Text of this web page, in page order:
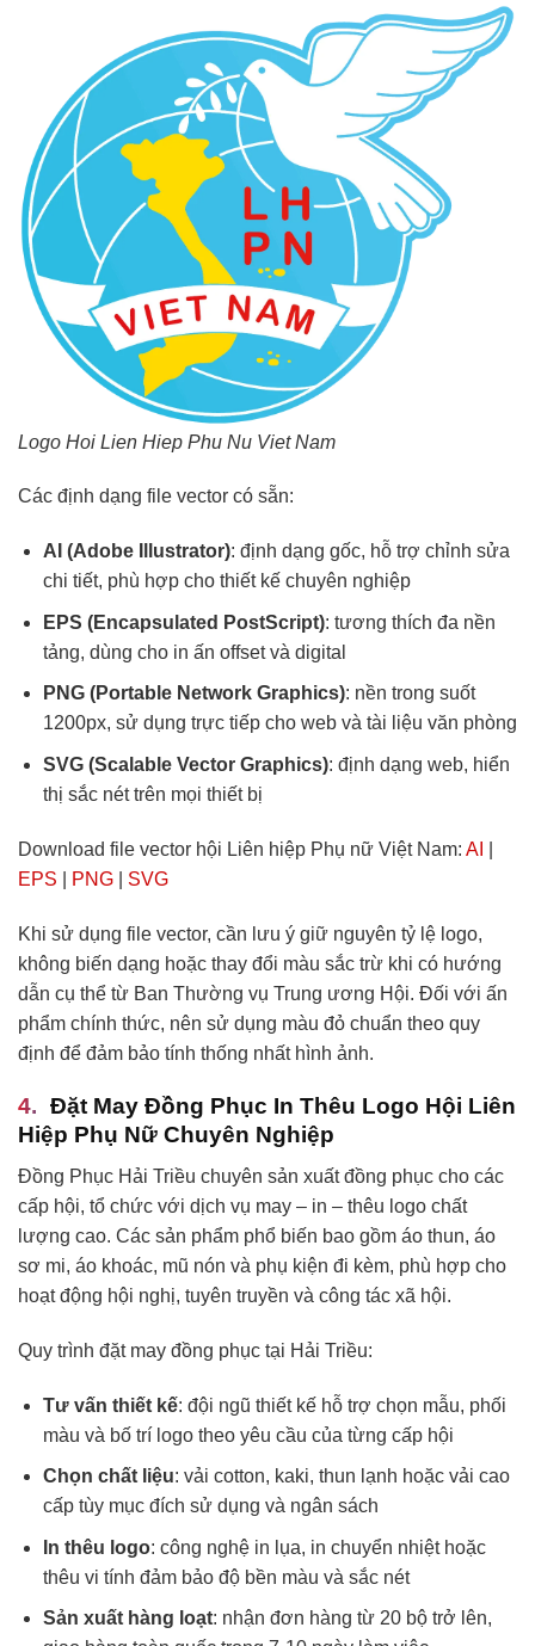
Logo Hoi Lien Hiep Phu Nu Viet Nam
Các định dạng file vector có sẵn:
AI (Adobe Illustrator): định dạng gốc, hỗ trợ chỉnh sửa
chi tiết, phù hợp cho thiết kế chuyên nghiệp
EPS (Encapsulated PostScript): tương thích đa nền
tảng, dùng cho in ấn offset và digital
PNG (Portable Network Graphics): nền trong suốt
1200px, sử dụng trực tiếp cho web và tài liệu văn phòng
SVG (Scalable Vector Graphics): định dạng web, hiển
thị sắc nét trên mọi thiết bị
Download file vector hội Liên hiệp Phụ nữ Việt Nam: AI
EPS
PNG SVG
Khi sử dụng file vector, cần lưu ý giữ nguyên tỷ lệ logo,
không biến dạng hoặc thay đổi màu sắc trừ khi có hướng
dẫn cụ thể từ Ban Thường vụ Trung ương Hội. Đối với ấn
phẩm chính thức, nên sử dụng màu đỏ chuẩn theo quy
định để đảm bảo tính thống nhất hình ảnh.
Đặt May Đồng Phục In Thêu Logo Hội Liên
Hiệp Phụ Nữ Chuyên Nghiệp
Đồng Phục Hải Triều chuyên sản xuất đồng phục cho các
cấp hội, tổ chức với dịch vụ may – in – thêu logo chất
lượng cao. Các sản phẩm phổ biến bao gồm áo thun, áo
sơ mi, áo khoác, mũ nón và phụ kiện đi kèm, phù hợp cho
hoạt động hội nghị, tuyên truyền và công tác xã hội.
Quy trình đặt may đồng phục tại Hải Triều:
Tư vấn thiết kế: đội ngũ thiết kế hỗ trợ chọn mẫu, phối
màu và bố trí logo theo yêu cầu của từng cấp hội
Chọn chất liệu: vải cotton, kaki, thun lạnh hoặc vải cao
cấp tùy mục đích sử dụng và ngân sách
In thêu logo: công nghệ in lụa, in chuyển nhiệt hoặc
thêu vi tính đảm bảo độ bền màu và sắc nét
Sản xuất hàng loạt: nhận đơn hàng từ 20 bộ trở lên,